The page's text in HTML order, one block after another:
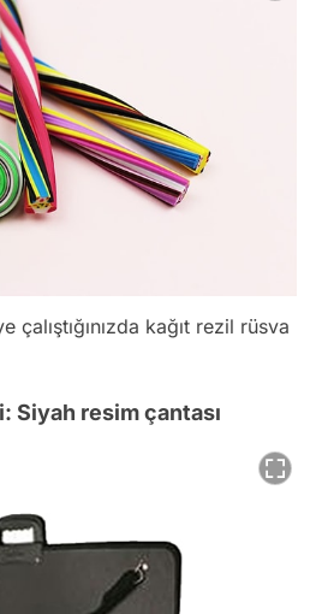
çalıştığınızda kağıt rezil rüsva
Siyah resim çantası